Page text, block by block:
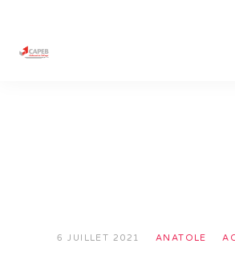
6 JUILLET 2021 ANATOLE